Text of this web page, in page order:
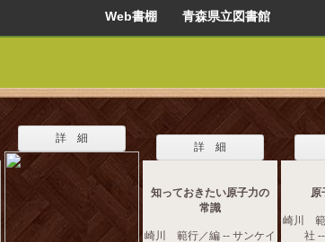
Web書棚 青森県立図書館
詳 細
詳 細
知っておきたい原子力の
常識
崎川 範行／編 -- サンケイ
原
崎川 範
社